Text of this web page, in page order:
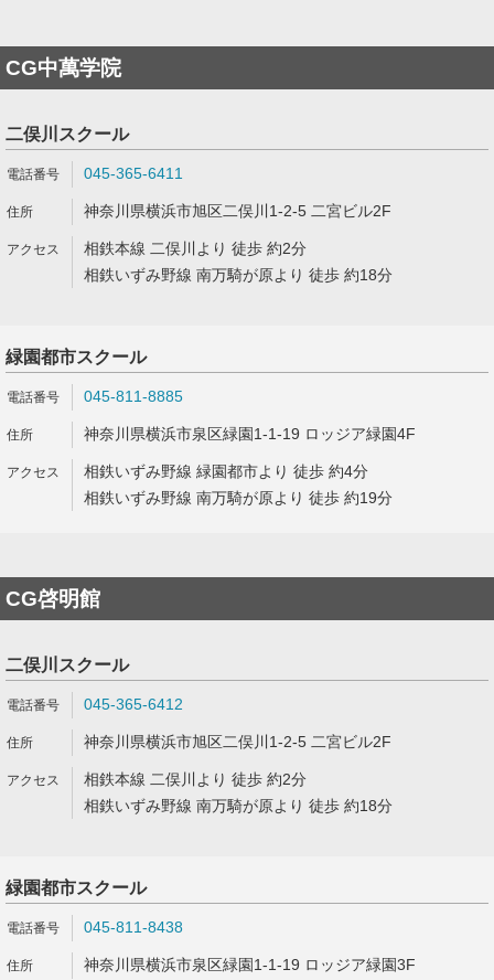
CG中萬学院
二俣川スクール
045-365-6411
神奈川県横浜市旭区二俣川1-2-5 二宮ビル2F
相鉄本線 二俣川より 徒歩 約2分
相鉄いずみ野線 南万騎が原より 徒歩 約18分
緑園都市スクール
045-811-8885
神奈川県横浜市泉区緑園1-1-19 ロッジア緑園4F
相鉄いずみ野線 緑園都市より 徒歩 約4分
相鉄いずみ野線 南万騎が原より 徒歩 約19分
CG啓明館
二俣川スクール
045-365-6412
神奈川県横浜市旭区二俣川1-2-5 二宮ビル2F
相鉄本線 二俣川より 徒歩 約2分
相鉄いずみ野線 南万騎が原より 徒歩 約18分
緑園都市スクール
045-811-8438
神奈川県横浜市泉区緑園1-1-19 ロッジア緑園3F